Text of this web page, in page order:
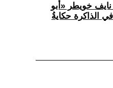
نايف خويطر «أبو
الذاكرة حكايةُ